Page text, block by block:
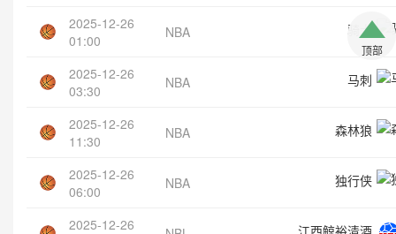
2025-12-26
01:00
NBA 骑士
2025-12-26
03:30
NBA 马刺
2025-12-26
11:30
NBA 森林狼
2025-12-26
06:00
NBA 独行侠
2025-12-26
顶部